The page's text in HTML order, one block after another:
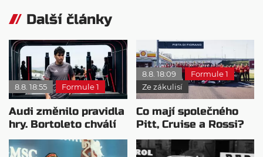
Další články
8.8. 18:55 Formule 1
Audi změnilo pravidla
hry. Bortoleto chválí
nový tým i jeho
mentalitu
8.8. 18:09
Formule 1
Ze zákulisí
Co mají společného
Pitt, Cruise a Rossi?
Všichni řídili
monopost F1